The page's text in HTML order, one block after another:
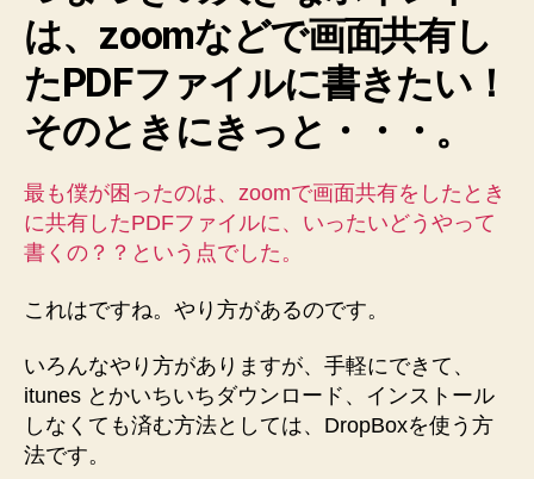
は、zoomなどで画面共有し
たPDFファイルに書きたい！
そのときにきっと・・・。
最も僕が困ったのは、zoomで画面共有をしたとき
に共有したPDFファイルに、いったいどうやって
書くの？？という点でした。
これはですね。やり方があるのです。
いろんなやり方がありますが、手軽にできて、
itunes とかいちいちダウンロード、インストール
しなくても済む方法としては、DropBoxを使う方
法です。